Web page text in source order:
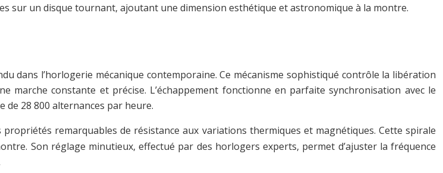
sur un disque tournant, ajoutant une dimension esthétique et astronomique à la montre.
dans l’horlogerie mécanique contemporaine. Ce mécanisme sophistiqué contrôle la libération
constante et précise. L’échappement fonctionne en parfaite synchronisation avec le
28 800 alternances par heure.
remarquables de résistance aux variations thermiques et magnétiques. Cette spirale
Son réglage minutieux, effectué par des horlogers experts, permet d’ajuster la fréquence